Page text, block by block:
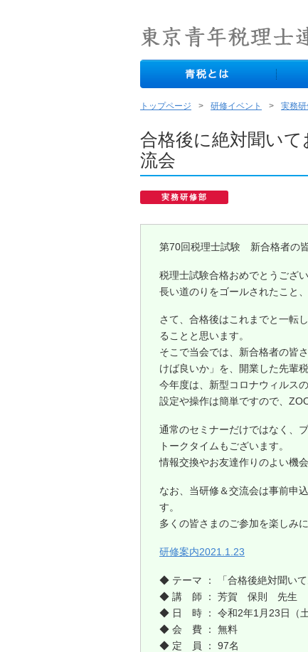
トップページ 研修イベント 実務
合格後に絶対聞い
流会
実務研修部
第70回税理士試験 新合格者の
税理士試験合格おめでとうござい
長い道のりをゴールされたこと
さて、合格後はこれまでと一転
ることと思います。
そこで当会では、新合格者の皆
けば良いか」を、開業した先輩
今年度は、新型コロナウィルス
設定や操作は簡単ですので、
通常のセミナーだけではなく、
トークタイムもございます。
情報交換やお友達作りのよい機
なお、当研修＆交流会は事前申
す。
多くの皆さまのご参加を楽しみ
研修案内2021.1.23
◆ テーマ ： 「合格後絶対聞いて
◆ 講 師 ： 芳賀 保則 先生
◆ 日 時 ： 令和2年1月23日（
◆ 会 費 ： 無料
◆ 定 員 ： 97名